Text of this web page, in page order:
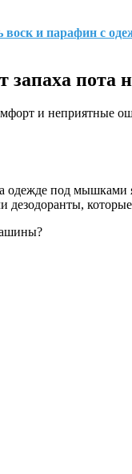
воск и парафин с
запаха пота
и неприятные
под мышками